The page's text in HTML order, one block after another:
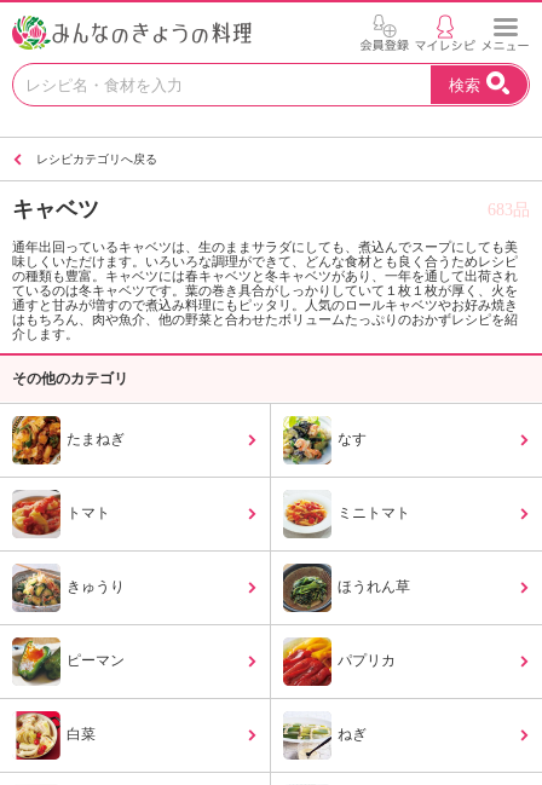
お
い
を
見
つ
け
H
デ
シ
ル
ん
検索
レシピカテゴリへ戻る
キャベツ 683品
通年出回っているキャベツは、生のままサラダにしても、煮込んでスープにしても美
味しくいただけます。いろいろな調理ができて、どんな食材とも良く合うためレシピ
の種類も豊富。キャベツには春キャベツと冬キャベツがあり、一年を通して出荷され
ているのは冬キャベツです。葉の巻き具合がしっかりしていて１枚１枚が厚く、火を
通すと甘みが増すので煮込み料理にもピッタリ。人気のロールキャベツやお好み焼き
はもちろん、肉や魚介、他の野菜と合わせたボリュームたっぷりのおかずレシピを紹
介します。
その他のカテゴリ
たまねぎ なす
トマト ミニトマト
きゅうり ほうれん草
ピーマン パプリカ
白菜 ねぎ